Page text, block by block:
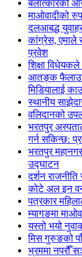
बलात्कारको
माओवादीको
दलआबद्ध
कांग्रेस, एमाले र
प्रवेश
शिक्षा विधेयकले
आतङ्क फैलाउने
मिडियालाई
स्थानीय
वलिदानको
भरतपुर
गर्न सकिन्छ:
भरतपुर
उद्घाटन
दर्शन
कोटे अल इन वन
पत्रकार
म्यागङमा
यस्तो भयो
मिस गुरुङको
भ्रममा नपरौँ